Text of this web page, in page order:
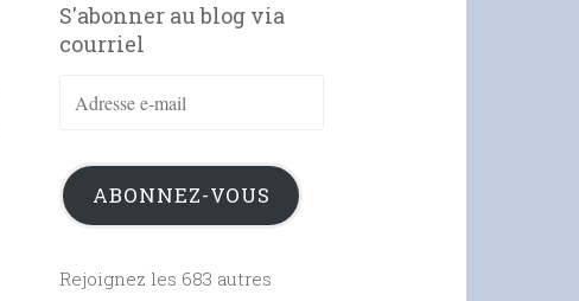
S'abonner au blog via
courriel
Adresse
mail
ABONNEZ-VOUS
Rejoignez les 683 autres